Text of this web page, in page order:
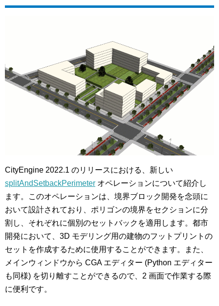
CityEngine 2022.1 のリリースにおける、新しい
splitAndSetbackPerimeter オペレーションについて紹介し
ます。このオペレーションは、境界ブロック開発を念頭に
おいて設計されており、ポリゴンの境界をセクションに分
割し、それぞれに個別のセットバックを適用します。都市
開発において、3D モデリング用の建物のフットプリントの
セットを作成するために使用することができます。また、
メインウィンドウから CGA エディター (Python エディター
も同様) を切り離すことができるので、2 画面で作業する際
に便利です。